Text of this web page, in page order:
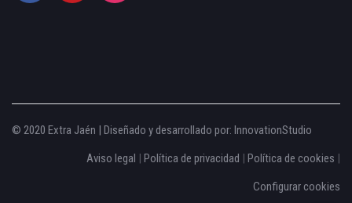
© 2020 Extra Jaén | Diseñado y desarrollado por: InnovationStudio
Aviso legal | Política de privacidad | Política de cookies |
Configurar cookies